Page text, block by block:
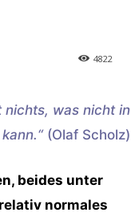
4822
nichts, was nicht in
(Olaf Scholz)
beides unter
normales